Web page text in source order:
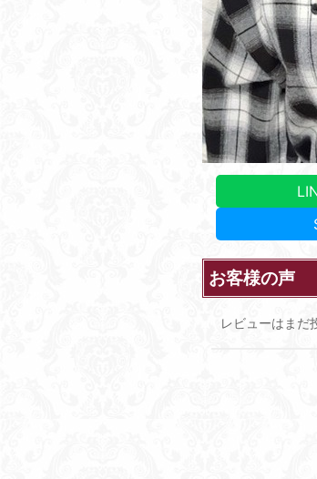
お客様の声
レビューはまだ